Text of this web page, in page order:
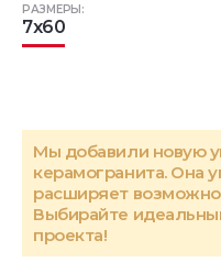
РАЗМЕРЫ:
7x60
Мы добавили новую
керамогранита. Она
расширяет
Выбирайте
проекта!